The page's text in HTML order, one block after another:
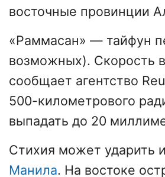
восточные провинции
«Раммасан» — тайфун
возможных). Скорость
сообщает агентство
500-километрового
выпадать до 20
Стихия может ударить
Манила. На востоке